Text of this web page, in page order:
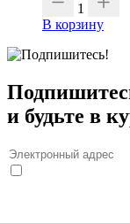
1
В корзину
и будьте в